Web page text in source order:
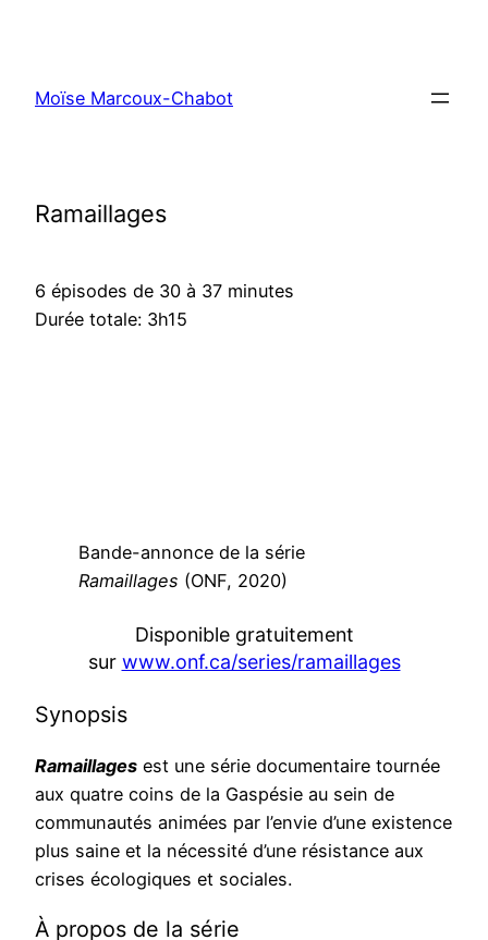
Moïse Marcoux-Chabot
Ramaillages
6 épisodes de 30 à 37 minutes
Durée totale: 3h15
Bande-annonce de la série
Ramaillages (ONF, 2020)
Disponible gratuitement
sur www.onf.ca/series/ramaillages
Synopsis
Ramaillages est une série documentaire tournée
aux quatre coins de la Gaspésie au sein de
communautés animées par l’envie d’une existence
plus saine et la nécessité d’une résistance aux
crises écologiques et sociales.
À propos de la série